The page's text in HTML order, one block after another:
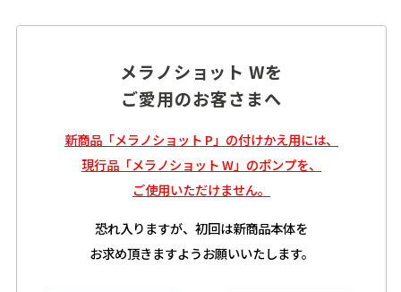
メラノショット Wを
ご愛用のお客さまへ
新商品「メラノショット P」の付けかえ用には、
現行品「メラノショット W」のポンプを、
ご使用いただけません。
恐れ入りますが、初回は新商品本体を
お求め頂きますようお願いいたします。